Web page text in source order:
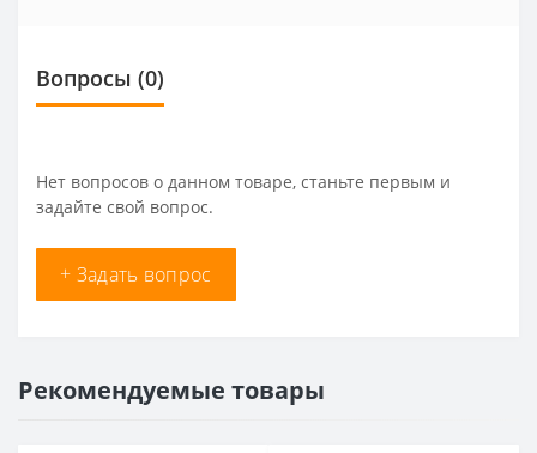
Вопросы (0)
Нет вопросов о данном товаре, станьте первым и
задайте свой вопрос.
+ Задать вопрос
Рекомендуемые товары